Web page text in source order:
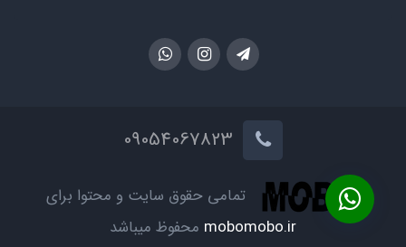
تمامی حقوق سایت و محتوا برای
mobomobo.ir محفوظ میباشد